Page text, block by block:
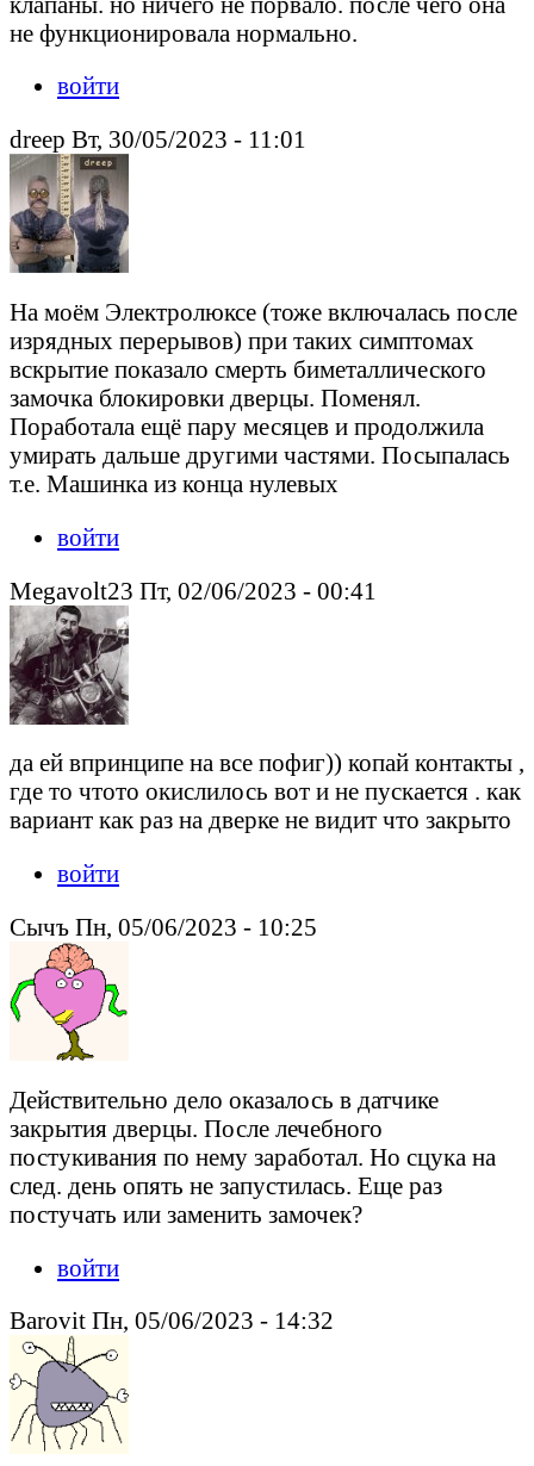
не функционировала нормально.
войти
drееp Вт, 30/05/2023 - 11:01
На моём Электролюксе (тоже включалась после
изрядных перерывов) при таких симптомах
вскрытие показало смерть биметаллического
замочка блокировки дверцы. Поменял.
Поработала ещё пару месяцев и продолжила
умирать дальше другими частями. Посыпалась
т.е. Машинка из конца нулевых
войти
Megavolt23 Пт, 02/06/2023 - 00:41
да ей впринципе на все пофиг)) копай контакты ,
где то чтото окислилось вот и не пускается . как
вариант как раз на дверке не видит что закрыто
войти
Сычъ Пн, 05/06/2023 - 10:25
Действительно дело оказалось в датчике
закрытия дверцы. После лечебного
постукивания по нему заработал. Но сцука на
след. день опять не запустилась. Еще раз
постучать или заменить замочек?
войти
Barovit Пн, 05/06/2023 - 14:32